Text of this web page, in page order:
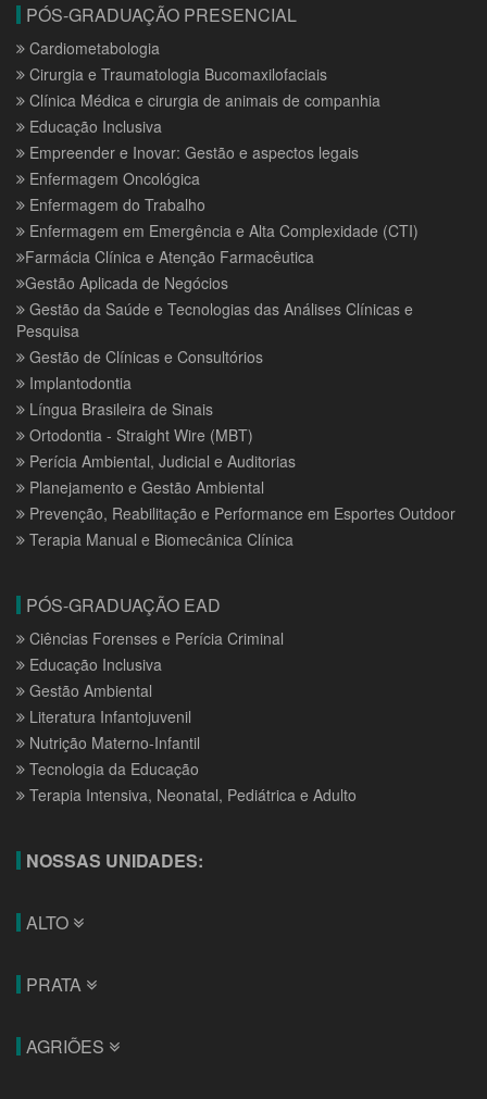
PÓS-GRADUAÇÃO PRESENCIAL
Cardiometabologia
Cirurgia e Traumatologia Bucomaxilofaciais
Clínica Médica e cirurgia de animais de companhia
Educação Inclusiva
Empreender e Inovar: Gestão e aspectos legais
Enfermagem Oncológica
Enfermagem do Trabalho
Enfermagem em Emergência e Alta Complexidade (CTI)
Farmácia Clínica e Atenção Farmacêutica
Gestão Aplicada de Negócios
Gestão da Saúde e Tecnologias das Análises Clínicas e
Pesquisa
Gestão de Clínicas e Consultórios
Implantodontia
Língua Brasileira de Sinais
Ortodontia - Straight Wire (MBT)
Perícia Ambiental, Judicial e Auditorias
Planejamento e Gestão Ambiental
Prevenção, Reabilitação e Performance em Esportes Outdoor
Terapia Manual e Biomecânica Clínica
PÓS-GRADUAÇÃO EAD
Ciências Forenses e Perícia Criminal
Educação Inclusiva
Gestão Ambiental
Literatura Infantojuvenil
Nutrição Materno-Infantil
Tecnologia da Educação
Terapia Intensiva, Neonatal, Pediátrica e Adulto
NOSSAS UNIDADES:
ALTO
PRATA
AGRIÕES